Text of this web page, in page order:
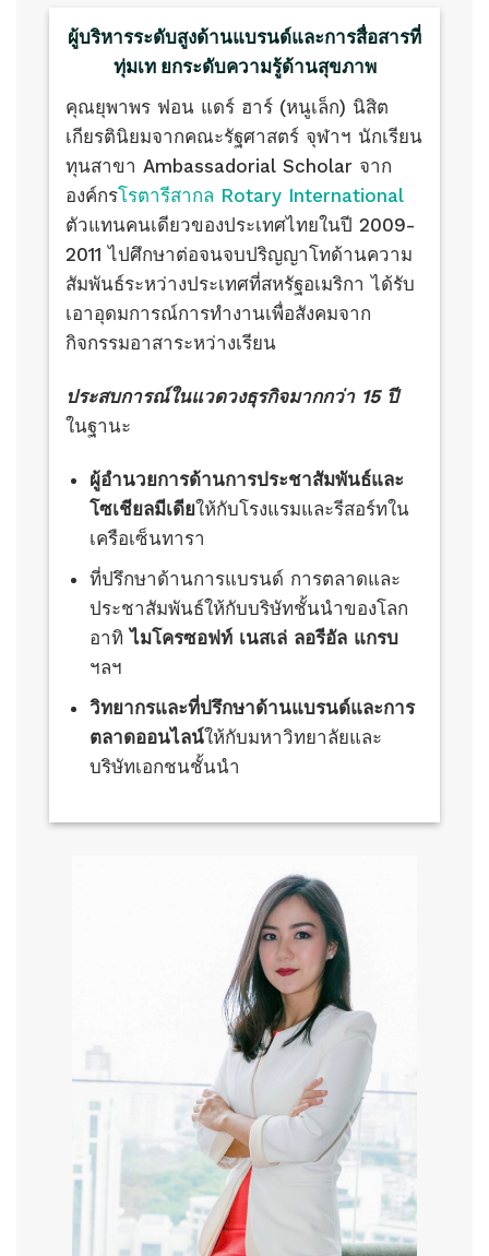
ผู้บริหารระดับสูงด้านแบรนด์และการสื่อสารที่
ทุ่มเท ยกระดับความรู้ด้านสุขภาพ
คุณยุพาพร ฟอน แดร์ ฮาร์ (หนูเล็ก) นิสิต
เกียรตินิยมจากคณะรัฐศาสตร์ จุฬาฯ นักเรียน
ทุนสาขา Ambassadorial Scholar จาก
องค์กรโรตารีสากล Rotary International
ตัวแทนคนเดียวของประเทศไทยในปี 2009-
2011 ไปศึกษาต่อจนจบปริญญาโทด้านความ
สัมพันธ์ระหว่างประเทศที่สหรัฐอเมริกา ได้รับ
เอาอุดมการณ์การทำงานเพื่อสังคมจาก
กิจกรรมอาสาระหว่างเรียน
ประสบการณ์ในแวดวงธุรกิจมากกว่า 15 ปี
ในฐานะ
ผู้อำนวยการด้านการประชาสัมพันธ์และ
โซเชียลมีเดียให้กับโรงแรมและรีสอร์ทใน
เครือเซ็นทารา
ที่ปรึกษาด้านการแบรนด์ การตลาดและ
ประชาสัมพันธ์ให้กับบริษัทชั้นนำของโลก
อาทิไมโครซอฟท์ เนสเล่ ลอรีอัล แกรบ
ฯลฯ
วิทยากรและที่ปรึกษาด้านแบรนด์และการ
ตลาดออนไลน์ให้กับมหาวิทยาลัยและ
บริษัทเอกชนชั้นนำ